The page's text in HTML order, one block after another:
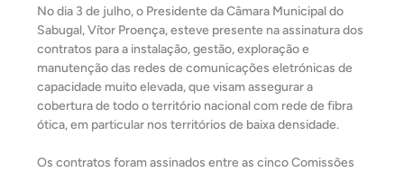
No dia 3 de julho, o Presidente da Câmara Municipal do
Sabugal, Vítor Proença, esteve presente na assinatura dos
contratos para a instalação, gestão, exploração e
manutenção das redes de comunicações eletrónicas de
capacidade muito elevada, que visam assegurar a
cobertura de todo o território nacional com rede de fibra
ótica, em particular nos territórios de baixa densidade.
Os contratos foram assinados entre as cinco Comissões